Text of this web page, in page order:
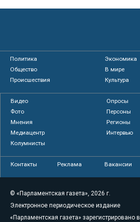
Политика
Экономика
Общество
В мире
Происшествия
Культура
Видео
Опросы
Фото
Персоны
Мнения
Регионы
Медиацентр
Интервью
Колумнисты
Контакты Реклама Вакансии
© «Парламентская газета», 2026 г.
Электронное периодическое издание
«Парламентская газета» зарегистрировано в